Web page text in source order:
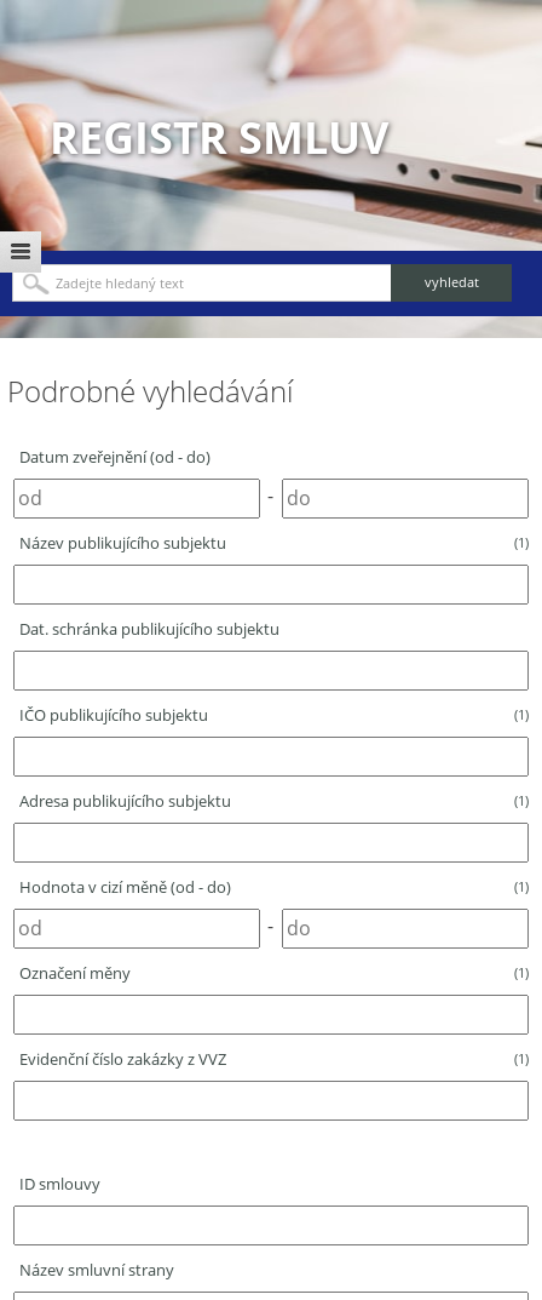
REGISTR SMLUV
Podrobné vyhledávání
Datum zveřejnění (od - do)
-
Název publikujícího subjektu (1)
Dat. schránka publikujícího subjektu
IČO publikujícího subjektu (1)
Adresa publikujícího subjektu (1)
Hodnota v cizí měně (od - do) (1)
-
Označení měny (1)
Evidenční číslo zakázky z VVZ (1)
ID smlouvy
Název smluvní strany